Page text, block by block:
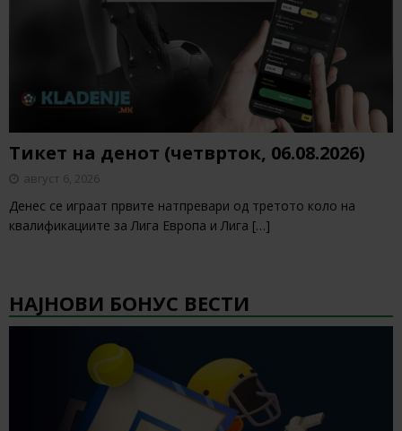
Тикет на денот (четврток, 06.08.2026)
август 6, 2026
Денес се играат првите натпревари од третото коло на
квалификациите за Лига Европа и Лига […]
НАЈНОВИ БОНУС ВЕСТИ